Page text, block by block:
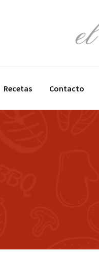
Recetas Contacto